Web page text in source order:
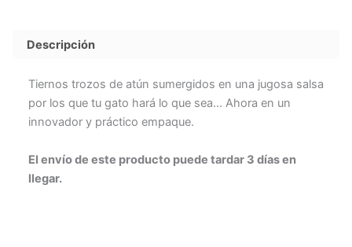
Descripción
Tiernos trozos de atún sumergidos en una jugosa salsa
por los que tu gato hará lo que sea… Ahora en un
innovador y práctico empaque.
El envío de este producto puede tardar 3 días en
llegar.